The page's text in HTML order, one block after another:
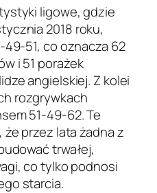
ligowe, gdzie
2018 roku,
49-51, co oznacza 62
i 51 porażek
angielskiej. Z kolei
rozgrywkach
51-49-62. Te
przez lata żadna z
trwałej,
co tylko podnosi
starcia.